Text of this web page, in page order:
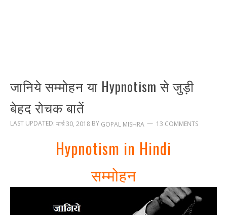
जानिये सम्मोहन या Hypnotism से जुड़ी
बेहद रोचक बातें
LAST UPDATED: मार्च 30, 2018 BY GOPAL MISHRA 13 COMMENTS
Hypnotism in Hindi
सम्मोहन